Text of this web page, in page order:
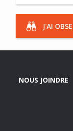
J'AI
NOUS JOINDRE